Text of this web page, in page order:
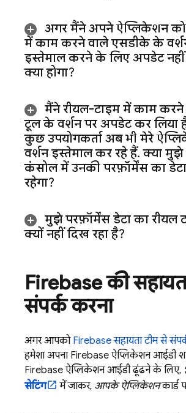
अगर मैंने अपने ऐप्लिकेशन को
में काम करने वाले एसडीके के
इस्तेमाल करने के लिए अपडेट नहीं
क्या होगा?
मैंने रीयल-टाइम में काम करने
टूल के वर्शन पर अपडेट कर लिया
कुछ उपयोगकर्ता अब भी मेरे
वर्शन इस्तेमाल कर रहे हैं. क्या मुझे
कंसोल में उनकी परफ़ॉर्मेंस का
रहेगा?
मुझे परफ़ॉर्मेंस डेटा का रीयल
क्यों नहीं दिख रहा है?
Firebase की
संपर्क करना
अगर आपको Firebase सहायता टीम से
हमेशा अपना Firebase ऐप्लिकेशन आईडी
Firebase ऐप्लिकेशन आईडी ढूंढने के लिए,
सेटिंग
में जाकर, आपके ऐप्लिकेशनकार्ड